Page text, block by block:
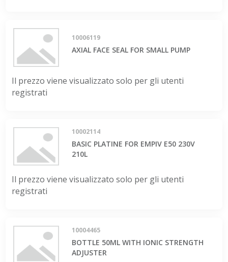
10006119
AXIAL FACE SEAL FOR SMALL PUMP
Il prezzo viene visualizzato solo per gli utenti
registrati
10002114
BASIC PLATINE FOR EMPIV E50 230V
210L
Il prezzo viene visualizzato solo per gli utenti
registrati
10004465
BOTTLE 50ML WITH IONIC STRENGTH
ADJUSTER